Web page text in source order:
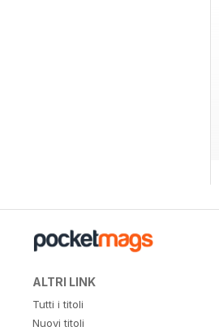
ALTRI LINK
Tutti i titoli
Nuovi titoli